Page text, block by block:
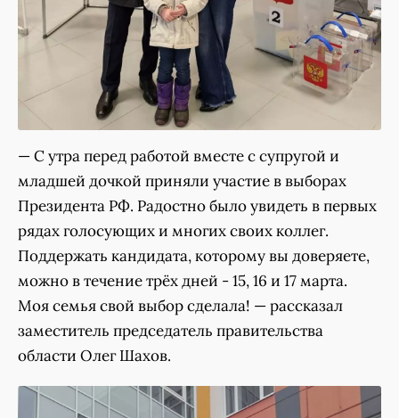
— С утра перед работой вместе с супругой и
младшей дочкой приняли участие в выборах
Президента РФ. Радостно было увидеть в первых
рядах голосующих и многих своих коллег.
Поддержать кандидата, которому вы доверяете,
можно в течение трёх дней - 15, 16 и 17 марта.
Моя семья свой выбор сделала! — рассказал
заместитель председатель правительства
области Олег Шахов.